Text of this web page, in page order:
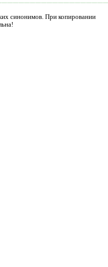
синонимов. При копировании